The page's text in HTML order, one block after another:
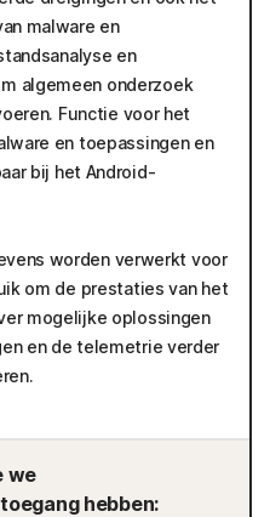
malware en
en
algemeen onderzoek
Functie voor het
en toepassingen en
bij het Android-
worden verwerkt voor
om de prestaties van het
mogelijke oplossingen
en de telemetrie verder
we
hebben: